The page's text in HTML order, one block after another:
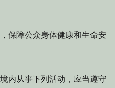
障公众身体健康和生命安
从事下列活动，应当遵守